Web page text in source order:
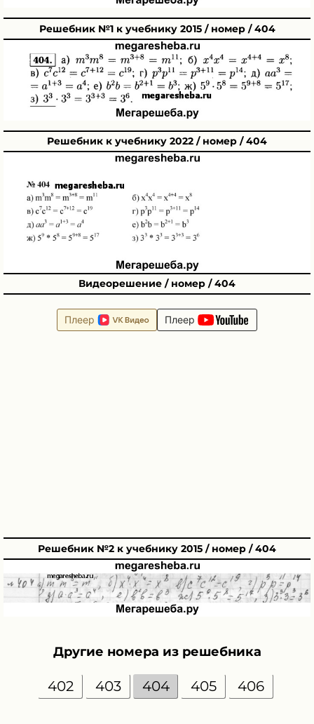
Решебник №1 к учебнику 2015 / номер / 404
Решебник к учебнику 2022 / номер / 404
Видеорешение / номер / 404
Плеер Плеер
Решебник №2 к учебнику 2015 / номер / 404
Другие номера из решебника
402 403 404 405 406